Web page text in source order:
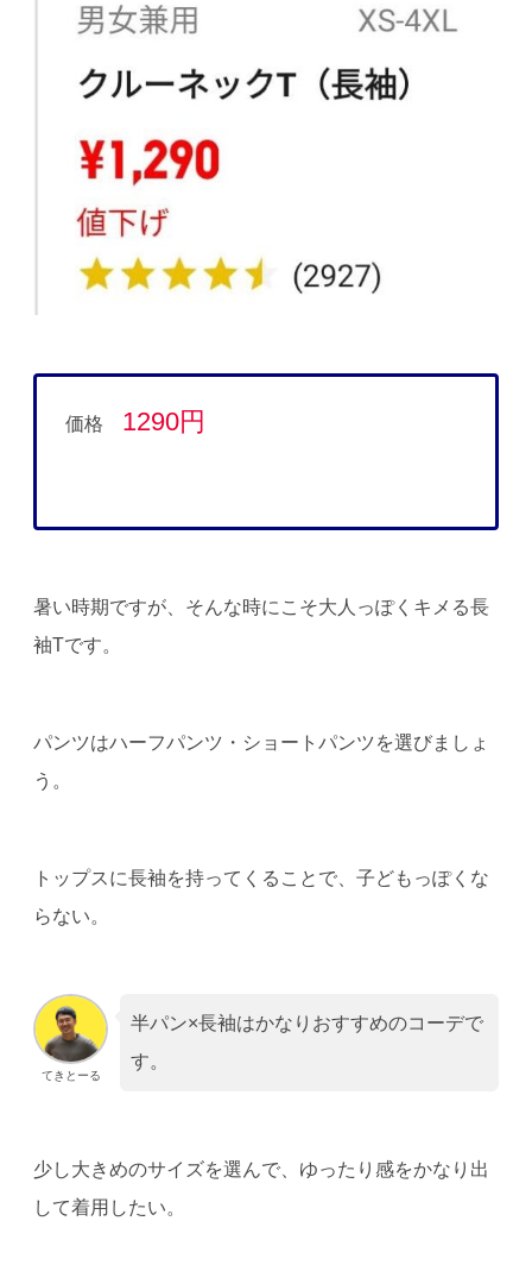
価格 1290円
暑い時期ですが、そんな時にこそ大人っぽくキメる長
袖Tです。
パンツはハーフパンツ・ショートパンツを選びましょ
う。
トップスに長袖を持ってくることで、子どもっぽくな
らない。
てきとーる
半パン×長袖はかなりおすすめのコーデで
す。
少し大きめのサイズを選んで、ゆったり感をかなり出
して着用したい。